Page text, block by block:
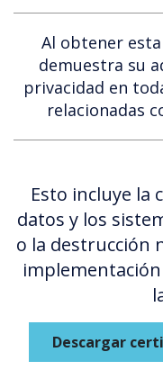
Al obtener
demuestra su
privacidad en
relacionadas
Esto incluye la
datos y los
o la destrucción
Descargar